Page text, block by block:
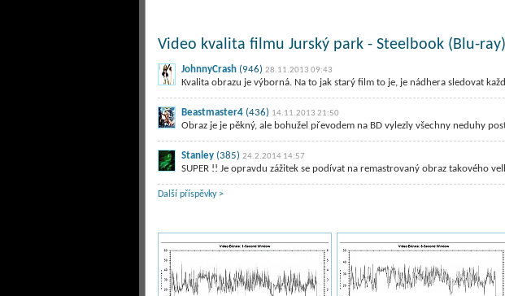
Video kvalita filmu Jurský park - Steelbook (Blu-ray)
JohnnyCrash (946) 28.11.2013 09:43
Kvalita obrazu je výborná. Na to jak starý film to je, je nádhera sledovat
Beastmaster4 (436) 14.11.2013 21:50
Obraz je je pěkný, ale bohužel převodem na BD vylezly všechny neduhy
Stanley (385) 24.2.2014 14:57
SUPER !! Je opravdu zážitek se podívat na remastrovaný obraz takového
Další příspěvky >